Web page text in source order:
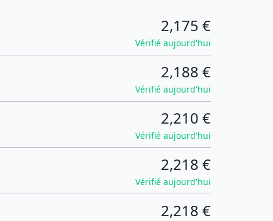
2,175 €
Vérifié aujourd'hui
2,188 €
Vérifié aujourd'hui
2,210 €
Vérifié aujourd'hui
2,218 €
Vérifié aujourd'hui
2,218 €